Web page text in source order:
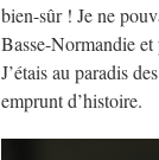
bien-sûr ! Je ne
Basse-Normandie et
J’étais au paradis
emprunt d’histoire.